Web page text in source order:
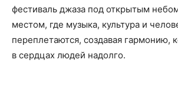
фестиваль джаза под открытым
местом, где музыка, культура и
переплетаются, создавая гармонию,
в сердцах людей надолго.